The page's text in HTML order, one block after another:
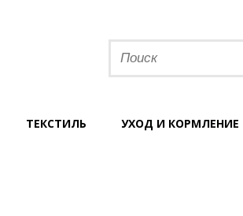
ТЕКСТИЛЬ УХОД И КОРМЛЕНИЕ